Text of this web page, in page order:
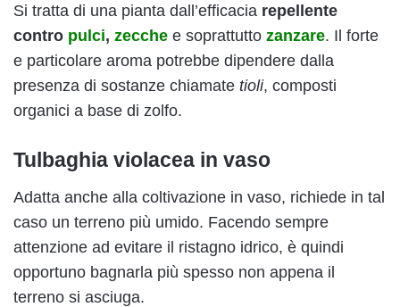
Si tratta di una pianta dall’efficacia repellente
contro pulci, zecche e soprattutto zanzare. Il forte
e particolare aroma potrebbe dipendere dalla
presenza di sostanze chiamate tioli, composti
organici a base di zolfo.
Tulbaghia violacea in vaso
Adatta anche alla coltivazione in vaso, richiede in tal
caso un terreno più umido. Facendo sempre
attenzione ad evitare il ristagno idrico, è quindi
opportuno bagnarla più spesso non appena il
terreno si asciuga.